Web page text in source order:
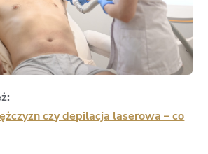
czy depilacja laserowa – co